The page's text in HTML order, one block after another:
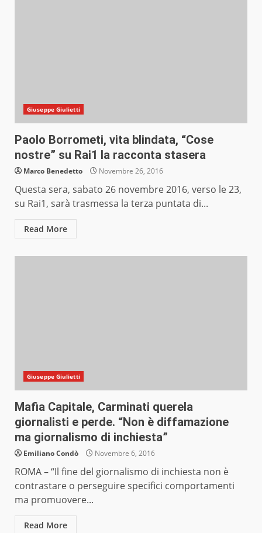
Giuseppe Giulietti
Paolo Borrometi, vita blindata, “Cose
nostre” su Rai1 la racconta stasera
Marco Benedetto Novembre 26, 2016
Questa sera, sabato 26 novembre 2016, verso le 23,
su Rai1, sarà trasmessa la terza puntata di...
Read More
Giuseppe Giulietti
Mafia Capitale, Carminati querela
giornalisti e perde. “Non è diffamazione
ma giornalismo di inchiesta”
Emiliano Condò Novembre 6, 2016
ROMA – “Il fine del giornalismo di inchiesta non è
contrastare o perseguire specifici comportamenti
ma promuovere...
Read More